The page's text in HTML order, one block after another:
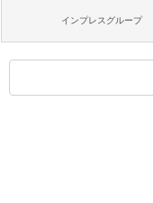
インプレスグループ